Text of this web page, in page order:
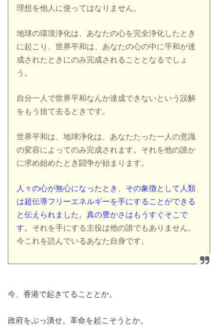
理想を他人に使ってはなりません。
地球の環境浄化は、あなたの心を完全浄化したとき
に起こり、世界平和は、あなたの心の中に平和が達
成されたときにのみ完成されることとなるでしょ
う。
自分一人で世界平和なんか達成できないという誤解
をもう捨て去るときです。
世界平和は、地球浄化は、あなたたった一人の意識
の変容によってのみ完成されます。それを他の誰か
に求め始めたとき闘争が始まります。
人々の心が無心になったとき、その象徴として人類
は超伝導フリーエネルギーを手にすることができる
と伝えられました。真の豊かさはもうすぐそこで
す。 それを手にする主役は他の誰でもありません。
今これを読んでいるあなた自身です。
今、香港で起きてることとか。
政府をぶっ潰せ。革命を起こそうとか。